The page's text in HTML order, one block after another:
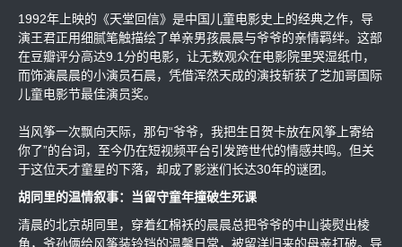
1992年上映的《天堂回信》是中国儿童电影史上的经典之作，导
演王君正用细腻笔触描绘了单亲男孩晨晨与爷爷的亲情羁绊。这部
在豆瓣评分高达9.1分的电影，让无数观众在电影院里哭湿纸巾，
而饰演晨晨的小演员石晨，凭借浑然天成的演技斩获了芝加哥国际
儿童电影节最佳演员奖。
当风筝一次飘向天际，那句“爷爷，我把生日贺卡放在风筝上寄给
你了”的台词，至今仍在短视频平台引发跨世代的情感共鸣。但关
于这位天才童星的下落，却成了影迷们长达30年的谜团。
胡同里的温情叙事：当留守童年撞破生死课
清晨的北京胡同里，穿着红棉袄的晨晨总把爷爷的中山装熨出棱
角，爷孙俩给风筝装铃铛的温馨日常，被留洋归来的母亲打破。导